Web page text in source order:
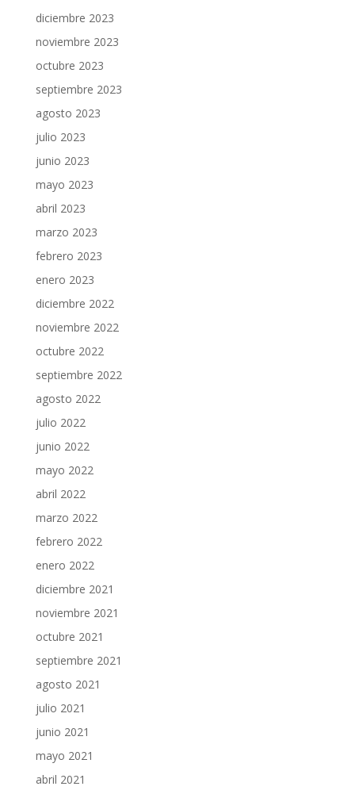
diciembre 2023
noviembre 2023
octubre 2023
septiembre 2023
agosto 2023
julio 2023
junio 2023
mayo 2023
abril 2023
marzo 2023
febrero 2023
enero 2023
diciembre 2022
noviembre 2022
octubre 2022
septiembre 2022
agosto 2022
julio 2022
junio 2022
mayo 2022
abril 2022
marzo 2022
febrero 2022
enero 2022
diciembre 2021
noviembre 2021
octubre 2021
septiembre 2021
agosto 2021
julio 2021
junio 2021
mayo 2021
abril 2021